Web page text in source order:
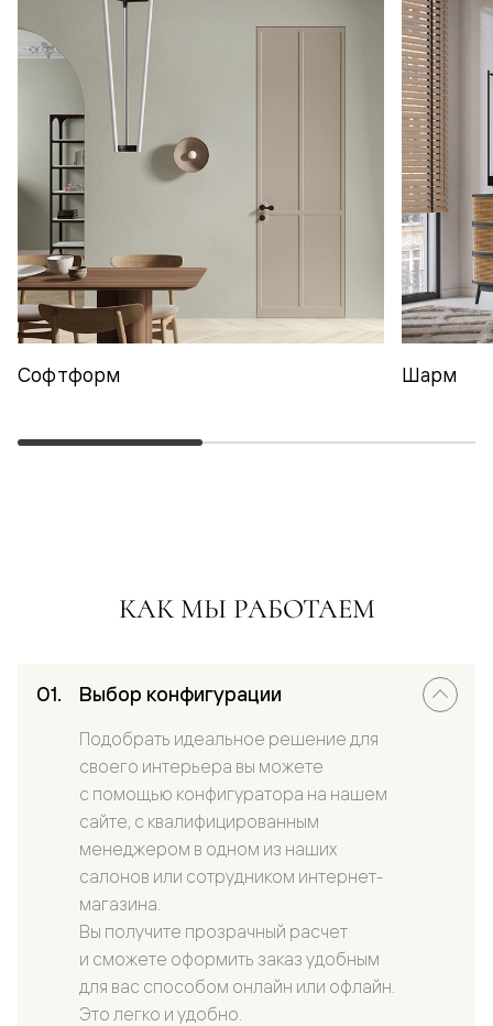
Софтформ Шарм
КАК МЫ РАБОТАЕМ
Выбор конфигурации
Подобрать идеальное решение для
своего интерьера вы можете
с помощью конфигуратора на нашем
сайте, с квалифицированным
менеджером в одном из наших
салонов или сотрудником интернет-
магазина.
Вы получите прозрачный расчет
и сможете оформить заказ удобным
для вас способом онлайн или офлайн.
Это легко и удобно.